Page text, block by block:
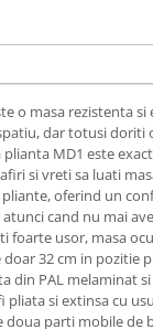
dormitor
o masa rezistenta si
dar totusi doriti
MD1 este
si vreti sa luati
oferind un
cand nu mai
foarte usor, masa
32 cm in pozitie
din PAL melaminat
pliata si extinsa cu
doua parti mobile de